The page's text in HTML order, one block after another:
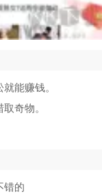
能赚钱。
奇物。
错的